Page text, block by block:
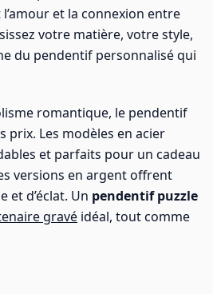
et la connexion entre
votre matière, votre style,
du pendentif personnalisé qui
romantique, le pendentif
prix. Les modèles en acier
et parfaits pour un cadeau
versions en argent offrent
et d’éclat. Un pendentif puzzle
gravé idéal, tout comme